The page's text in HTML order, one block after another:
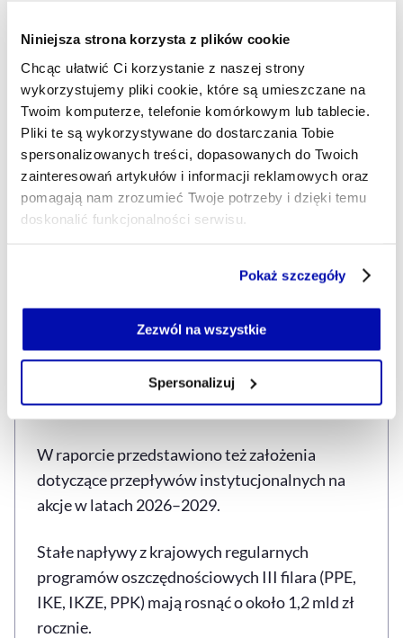
Niniejsza strona korzysta z plików cookie
Chcąc ułatwić Ci korzystanie z naszej strony
wykorzystujemy pliki cookie, które są umieszczane na
Twoim komputerze, telefonie komórkowym lub tablecie.
Pliki te są wykorzystywane do dostarczania Tobie
spersonalizowanych treści, dopasowanych do Twoich
zainteresowań artykułów i informacji reklamowych oraz
pomagają nam zrozumieć Twoje potrzeby i dzięki temu
doskonalić funkcjonalności serwisu.
Jeżeli nie wyrażasz zgody na zapisywanie plików cookie,
możesz łatwo zarządzać swoimi uprawnieniami, np. we
własnej przeglądarce internetowej lub po wybraniu opcji
Pokaż szczegóły
Zezwól na wszystkie
Spersonalizuj
Depozyty, gotówka i obligacje razem stanowią
około 71 proc. aktywów finansowych
gospodarstw domowych w Polsce, w
porównaniu do 45 proc. w czterech
największych krajach UE(Niemcy, Francja,
Włochy i Hiszpania) oraz 62 proc. w Europie
Środkowo-Wschodniej (Węgry, Czechy i
Fundusze inwestycyjne stanowią około 8 proc.
aktywów finansowych gospodarstw
domowych (w porównaniu do 19 proc. w BIG4
UE), podczas gdy akcje notowane stanowią
około 4 proc. (w porównaniu do 7 proc. w BIG4
UE).
W raporcie przedstawiono też założenia
dotyczące przepływów instytucjonalnych na
akcje w latach 2026–2029.
Stałe napływy z krajowych regularnych
programów oszczędnościowych III filara (PPE,
IKE, IKZE, PPK) mają rosnąć o około 1,2 mld zł
rocznie.